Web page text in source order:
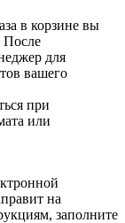
в корзине вы
После
для
вашего
при
или
на
заполните